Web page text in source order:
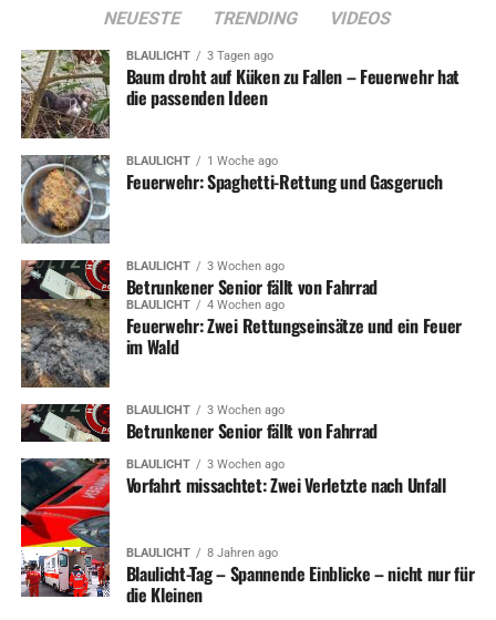
NEUESTE TRENDING VIDEOS
BLAULICHT 3 Tagen ago
Baum droht auf Küken zu Fallen – Feuerwehr hat
die passenden Ideen
BLAULICHT 1 Woche ago
Feuerwehr: Spaghetti-Rettung und Gasgeruch
BLAULICHT 3 Wochen ago
Betrunkener Senior fällt von Fahrrad
BLAULICHT 4 Wochen ago
Feuerwehr: Zwei Rettungseinsätze und ein Feuer
im Wald
BLAULICHT 3 Wochen ago
Betrunkener Senior fällt von Fahrrad
BLAULICHT 3 Wochen ago
Vorfahrt missachtet: Zwei Verletzte nach Unfall
BLAULICHT 8 Jahren ago
Blaulicht-Tag – Spannende Einblicke – nicht nur für
die Kleinen